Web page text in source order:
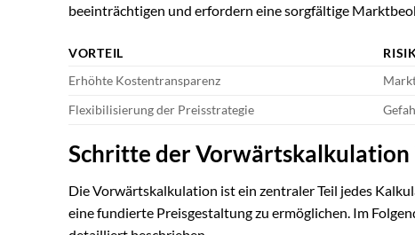
beeinträchtigen und erfordern eine sorgfältige
VORTEIL
Erhöhte Kostentransparenz
Flexibilisierung der Preisstrategie
Schritte der Vorwärtskalkulation
Die Vorwärtskalkulation ist ein zentraler Teil jedes
eine fundierte Preisgestaltung zu ermöglichen. Im